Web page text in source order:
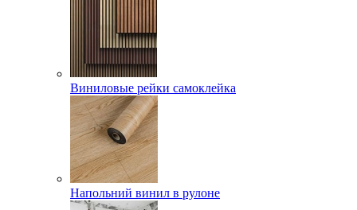
Виниловые рейки самоклейка
Напольний винил в рулоне